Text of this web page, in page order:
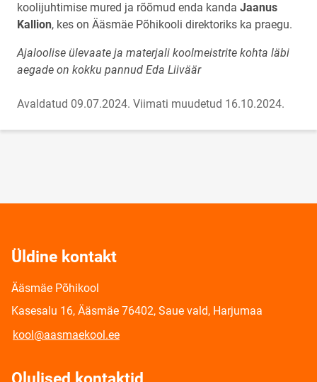
koolijuhtimise mured ja rõõmud enda kanda Jaanus
Kallion, kes on Ääsmäe Põhikooli direktoriks ka praegu.
Ajaloolise ülevaate ja materjali koolmeistrite kohta läbi
aegade on kokku pannud Eda Liiväär
Avaldatud 09.07.2024. Viimati muudetud 16.10.2024.
Üldine kontakt
Ääsmäe Põhikool
Kasesalu 16, Ääsmäe 76402, Saue vald, Harjumaa
kool@aasmaekool.ee